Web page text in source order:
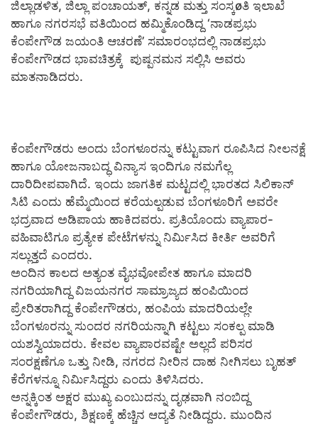
ಜಿಲ್ಲಾಡಳಿತ, ಜಿಲ್ಲಾ ಪಂಚಾಯತ್, ಕನ್ನಡ ಮತ್ತು ಸಂಸ್ಕøತಿ ಇಲಾಖೆ
ಹಾಗೂ ನಗರಸಭೆ ವತಿಯಿಂದ ಹಮ್ಮಿಕೊಂಡಿದ್ದ ‘ನಾಡಪ್ರಭು
ಕೆಂಪೇಗೌಡ ಜಯಂತಿ ಆಚರಣೆ’ ಸಮಾರಂಭದಲ್ಲಿ ನಾಡಪ್ರಭು
ಕೆಂಪೇಗೌಡದ ಭಾವಚಿತ್ರಕ್ಕೆ ಪುಷ್ಪನಮನ ಸಲ್ಲಿಸಿ ಅವರು
ಮಾತನಾಡಿದರು.
ಕೆಂಪೇಗೌಡರು ಅಂದು ಬೆಂಗಳೂರನ್ನು ಕಟ್ಟುವಾಗ ರೂಪಿಸಿದ ನೀಲನಕ್ಷೆ
ಹಾಗೂ ಯೋಜನಾಬದ್ಧ ವಿನ್ಯಾಸ ಇಂದಿಗೂ ನಮಗೆಲ್ಲ
ದಾರಿದೀಪವಾಗಿದೆ. ಇಂದು ಜಾಗತಿಕ ಮಟ್ಟದಲ್ಲಿ ಭಾರತದ ಸಿಲಿಕಾನ್
ಸಿಟಿ ಎಂದು ಹೆಮ್ಮೆಯಿಂದ ಕರೆಯಲ್ಪಡುವ ಬೆಂಗಳೂರಿಗೆ ಅವರೇ
ಭದ್ರವಾದ ಅಡಿಪಾಯ ಹಾಕಿದವರು. ಪ್ರತಿಯೊಂದು ವ್ಯಾಪಾರ-
ವಹಿವಾಟಿಗೂ ಪ್ರತ್ಯೇಕ ಪೇಟೆಗಳನ್ನು ನಿರ್ಮಿಸಿದ ಕೀರ್ತಿ ಅವರಿಗೆ
ಸಲ್ಲುತ್ತದೆ ಎಂದರು.
ಅಂದಿನ ಕಾಲದ ಅತ್ಯಂತ ವೈಭವೋಪೇತ ಹಾಗೂ ಮಾದರಿ
ನಗರಿಯಾಗಿದ್ದ ವಿಜಯನಗರ ಸಾಮ್ರಾಜ್ಯದ ಹಂಪಿಯಿಂದ
ಪ್ರೇರಿತರಾಗಿದ್ದ ಕೆಂಪೇಗೌಡರು, ಹಂಪಿಯ ಮಾದರಿಯಲ್ಲೇ
ಬೆಂಗಳೂರನ್ನು ಸುಂದರ ನಗರಿಯನ್ನಾಗಿ ಕಟ್ಟಲು ಸಂಕಲ್ಪ ಮಾಡಿ
ಯಶಸ್ವಿಯಾದರು. ಕೇವಲ ವ್ಯಾಪಾರವಷ್ಟೇ ಅಲ್ಲದೆ ಪರಿಸರ
ಸಂರಕ್ಷಣೆಗೂ ಒತ್ತು ನೀಡಿ, ನಗರದ ನೀರಿನ ದಾಹ ನೀಗಿಸಲು ಬೃಹತ್
ಕೆರೆಗಳನ್ನೂ ನಿರ್ಮಿಸಿದ್ದರು ಎಂದು ತಿಳಿಸಿದರು.
ಅನ್ನಕ್ಕಿಂತ ಅಕ್ಷರ ಮುಖ್ಯ ಎಂಬುದನ್ನು ದೃಢವಾಗಿ ನಂಬಿದ್ದ
ಕೆಂಪೇಗೌಡರು, ಶಿಕ್ಷಣಕ್ಕೆ ಹೆಚ್ಚಿನ ಆದ್ಯತೆ ನೀಡಿದ್ದರು. ಮುಂದಿನ